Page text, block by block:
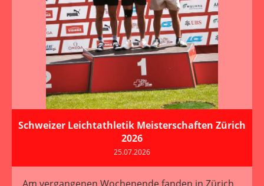
Schweizer Leichtathletik Meisterschaften Zürich
2026
25.07.2026
Am vergangenen Wochenende fanden in Zürich